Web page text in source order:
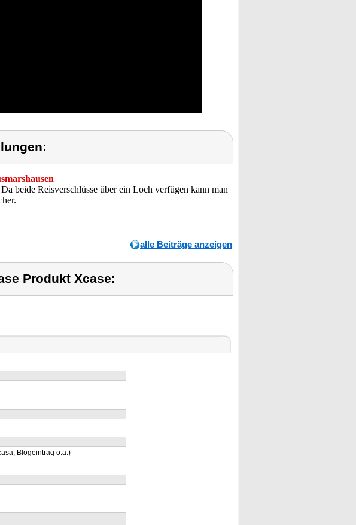
beide Reisverschlüsse über ein Loch verfügen kann man
alle Beiträge anzeigen
Produkt Xcase:
Blogeintrag o.a.)